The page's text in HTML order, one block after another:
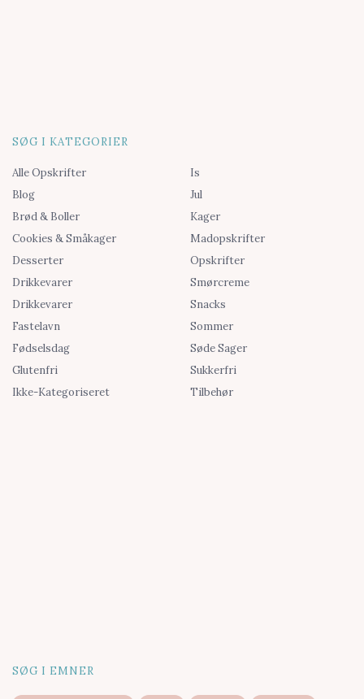
SØG I KATEGORIER
Alle Opskrifter
Blog
Brød & Boller
Cookies & Småkager
Desserter
Drikkevarer
Drikkevarer
Fastelavn
Fødselsdag
Glutenfri
Ikke-Kategoriseret
Is
Jul
Kager
Madopskrifter
Opskrifter
Smørcreme
Snacks
Sommer
Søde Sager
Sukkerfri
Tilbehør
SØG I EMNER